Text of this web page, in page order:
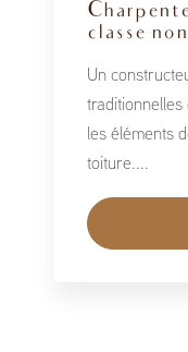
classe
Un
traditionnelles
les éléments
toiture....